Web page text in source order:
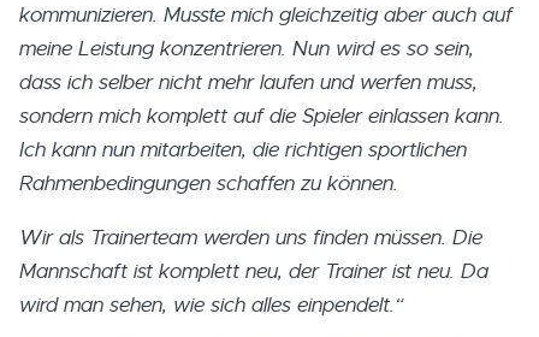
kommunizieren. Musste mich gleichzeitig aber auch auf
meine Leistung konzentrieren. Nun wird es so sein,
dass ich selber nicht mehr laufen und werfen muss,
sondern mich komplett auf die Spieler einlassen kann.
Ich kann nun mitarbeiten, die richtigen sportlichen
Rahmenbedingungen schaffen zu können.
Wir als Trainerteam werden uns finden müssen. Die
Mannschaft ist komplett neu, der Trainer ist neu. Da
wird man sehen, wie sich alles einpendelt.“